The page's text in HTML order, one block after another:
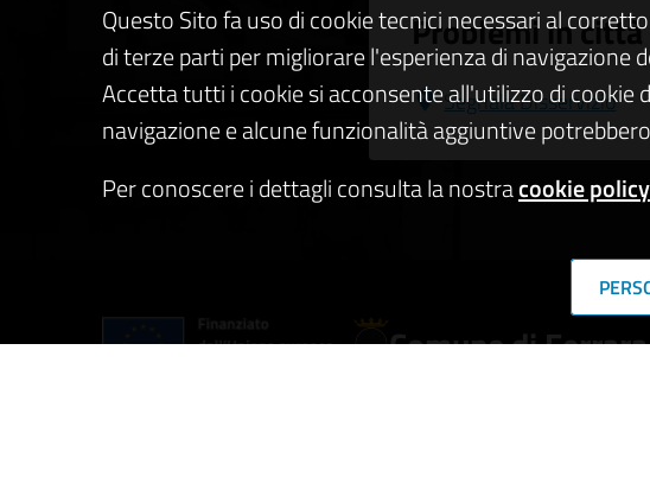
Problemi in città
Segnala Disservizio
Comune di Ferrara
Questo Sito fa uso di cookie tecnici necessari al
di terze parti per migliorare l'esperienza di
Accetta tutti i cookie si acconsente all'utilizzo di cookie
navigazione e alcune funzionalità aggiuntive
Per conoscere i dettagli consulta la nostracookie policy